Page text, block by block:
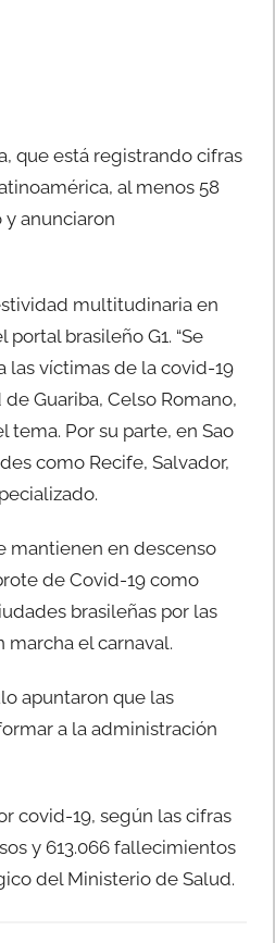
que está registrando cifras
al menos 58
y anunciaron
multitudinaria en
brasileño G1. “Se
las víctimas de la covid-19
Guariba, Celso Romano,
tema. Por su parte, en Sao
como Recife, Salvador,
mantienen en descenso
de Covid-19 como
brasileñas por las
el carnaval.
apuntaron que las
a la administración
covid-19, según las cifras
y 613.066 fallecimientos
del Ministerio de Salud.